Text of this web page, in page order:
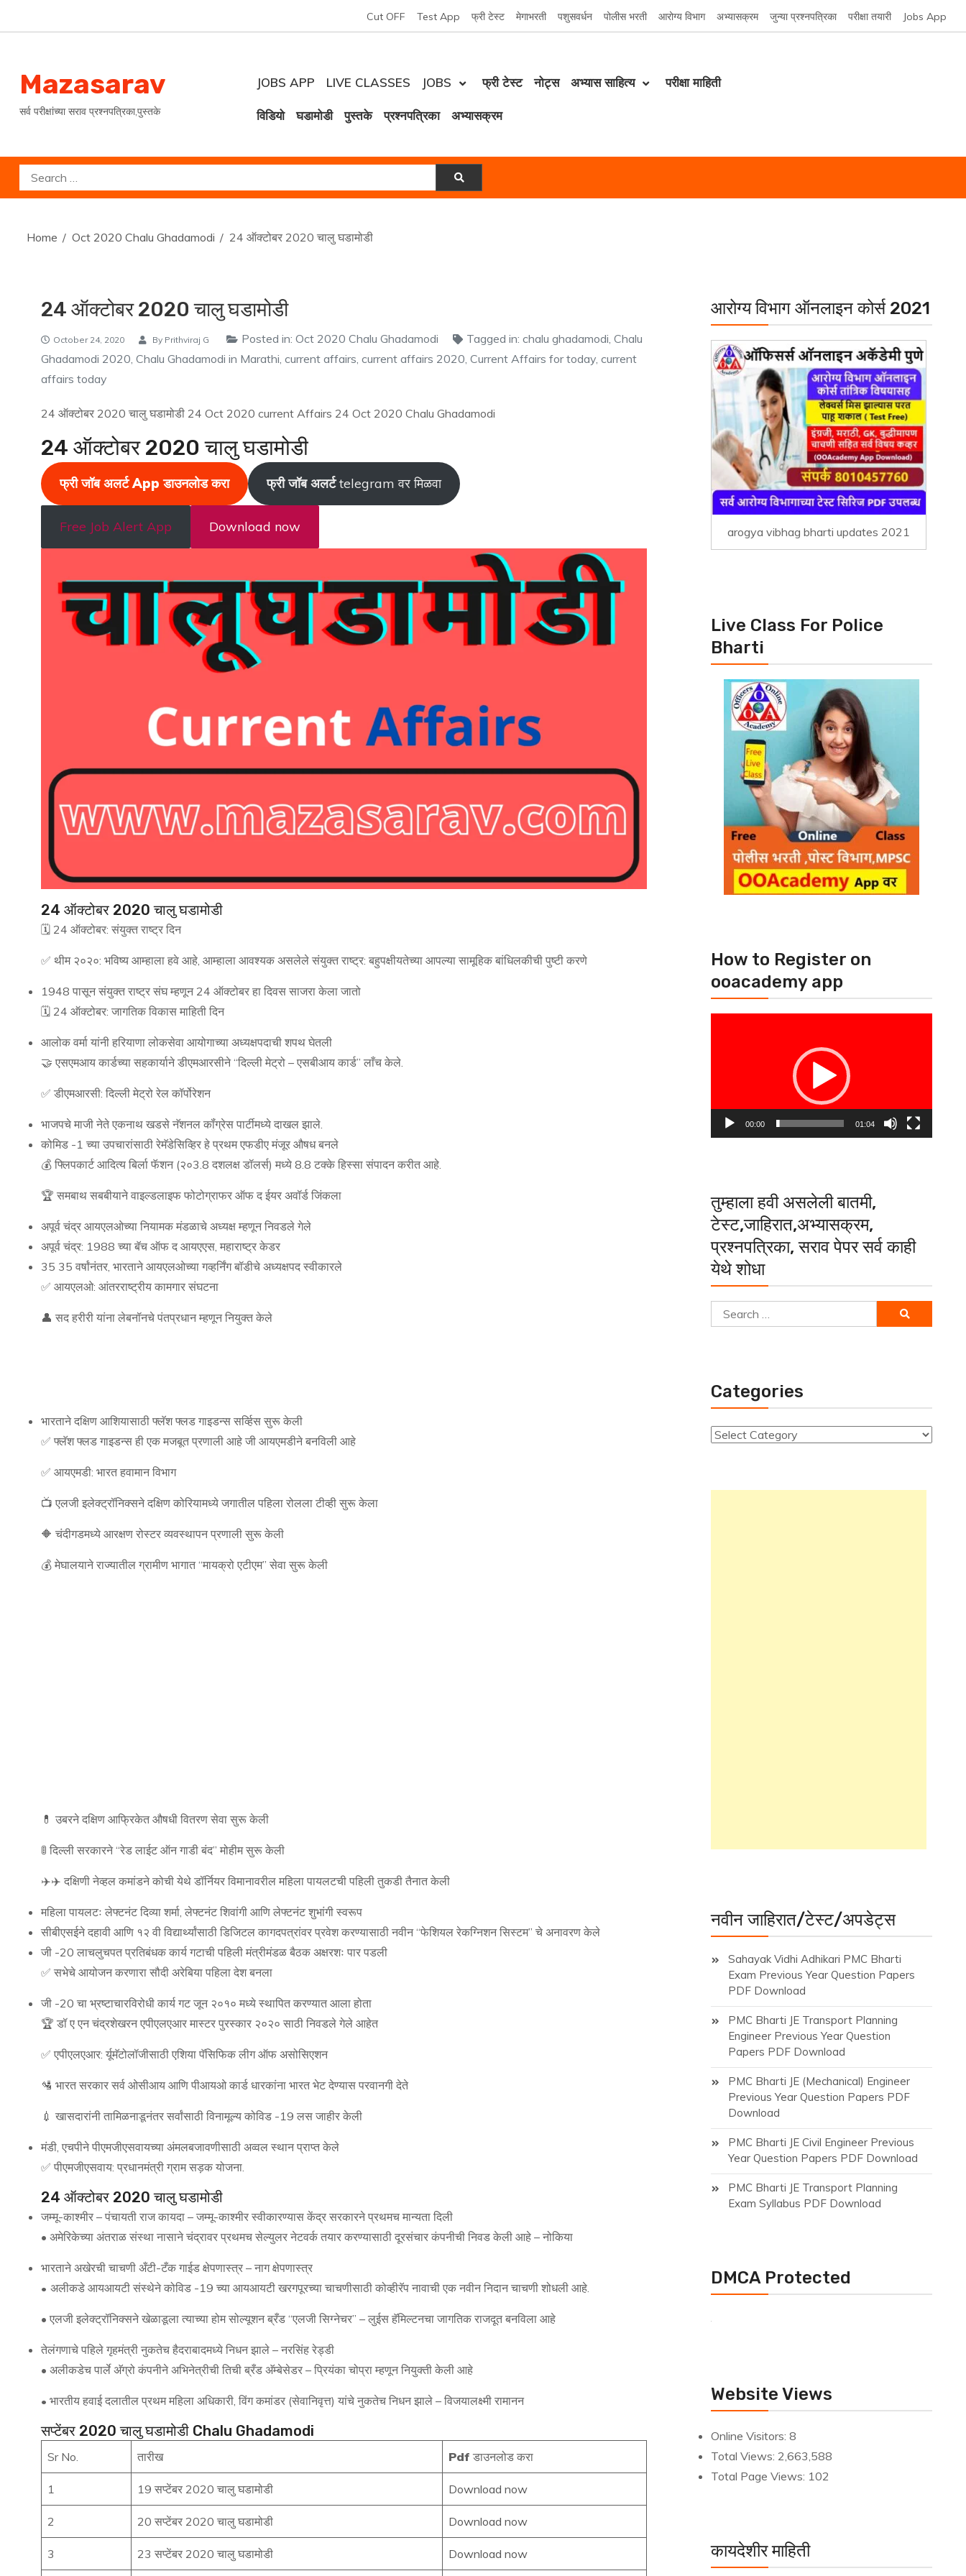
to
Cut OFF Test App फ्री टेस्ट मेगाभरती पशुसवर्धन पोलीस भरती आरोग्य विभाग अभ्यासक्रम जुन्या प्रश्नपत्रिका परीक्षा तयारी Jobs App
Mazasarav
सर्व परीक्षांच्या सराव प्रश्नपत्रिका,पुस्तके
JOBS APP LIVE CLASSES JOBS फ्री टेस्ट नोट्स अभ्यास साहित्य परीक्षा माहिती
विडियो घडामोडी पुस्तके प्रश्नपत्रिका अभ्यासक्रम
Search
for:
Home Oct 2020 Chalu Ghadamodi 24 ऑक्टोबर 2020 चालु घडामोडी
24 ऑक्टोबर 2020 चालु घडामोडी
October 24, 2020 By Prithviraj G Posted in: Oct 2020 Chalu Ghadamodi Tagged in: chalu ghadamodi, Chalu
Ghadamodi 2020, Chalu Ghadamodi in Marathi, current affairs, current affairs 2020, Current Affairs for today, current
affairs today
24 ऑक्टोबर 2020 चालु घडामोडी 24 Oct 2020 current Affairs 24 Oct 2020 Chalu Ghadamodi
24 ऑक्टोबर 2020 चालु घडामोडी
फ्री जॉब अलर्ट App डाउनलोड करा फ्री जॉब अलर्टtelegram वर मिळवा
Free Job Alert App Download now
24 ऑक्टोबर 2020 चालु घडामोडी
🗓 24 ऑक्टोबर: संयुक्त राष्ट्र दिन
✅ थीम २०२०: भविष्य आम्हाला हवे आहे, आम्हाला आवश्यक असलेले संयुक्त राष्ट्र: बहुपक्षीयतेच्या आपल्या सामूहिक बांधिलकीची पुष्टी करणे
1948 पासून संयुक्त राष्ट्र संघ म्हणून 24 ऑक्टोबर हा दिवस साजरा केला जातो
🗓 24 ऑक्टोबर: जागतिक विकास माहिती दिन
आलोक वर्मा यांनी हरियाणा लोकसेवा आयोगाच्या अध्यक्षपदाची शपथ घेतली
🤝 एसएमआय कार्डच्या सहकार्याने डीएमआरसीने “दिल्ली मेट्रो – एसबीआय कार्ड” लाँच केले.
✅ डीएमआरसी: दिल्ली मेट्रो रेल कॉर्पोरेशन
भाजपचे माजी नेते एकनाथ खडसे नॅशनल कॉंग्रेस पार्टीमध्ये दाखल झाले.
कोमिड -1 च्या उपचारांसाठी रेमॅडेसिव्हिर हे प्रथम एफडीए मंजूर औषध बनले
💰 फ्लिपकार्ट आदित्य बिर्ला फॅशन (२०3.8 दशलक्ष डॉलर्स) मध्ये 8.8 टक्के हिस्सा संपादन करीत आहे.
🏆 समबाथ सबबीयाने वाइल्डलाइफ फोटोग्राफर ऑफ द ईयर अवॉर्ड जिंकला
अपूर्व चंद्र आयएलओच्या नियामक मंडळाचे अध्यक्ष म्हणून निवडले गेले
अपूर्व चंद्र: 1988 च्या बॅच ऑफ द आयएएस, महाराष्ट्र केडर
35 35 वर्षांनंतर, भारताने आयएलओच्या गव्हर्निंग बॉडीचे अध्यक्षपद स्वीकारले
✅ आयएलओ: आंतरराष्ट्रीय कामगार संघटना
👤 सद हरीरी यांना लेबनॉनचे पंतप्रधान म्हणून नियुक्त केले
भारताने दक्षिण आशियासाठी फ्लॅश फ्लड गाइडन्स सर्व्हिस सुरू केली
✅ फ्लॅश फ्लड गाइडन्स ही एक मजबूत प्रणाली आहे जी आयएमडीने बनविली आहे
✅ आयएमडी: भारत हवामान विभाग
📺 एलजी इलेक्ट्रॉनिक्सने दक्षिण कोरियामध्ये जगातील पहिला रोलला टीव्ही सुरू केला
🔶 चंदीगडमध्ये आरक्षण रोस्टर व्यवस्थापन प्रणाली सुरू केली
💰 मेघालयाने राज्यातील ग्रामीण भागात “मायक्रो एटीएम” सेवा सुरू केली
💊 उबरने दक्षिण आफ्रिकेत औषधी वितरण सेवा सुरू केली
🚦 दिल्ली सरकारने “रेड लाईट ऑन गाडी बंद” मोहीम सुरू केली
✈️‍✈️ दक्षिणी नेव्हल कमांडने कोची येथे डॉर्नियर विमानावरील महिला पायलटची पहिली तुकडी तैनात केली
महिला पायलटः लेफ्टनंट दिव्या शर्मा, लेफ्टनंट शिवांगी आणि लेफ्टनंट शुभांगी स्वरूप
सीबीएसईने दहावी आणि १२ वी विद्यार्थ्यांसाठी डिजिटल कागदपत्रांवर प्रवेश करण्यासाठी नवीन “फेशियल रेकग्निशन सिस्टम” चे अनावरण केले
जी -20 लाचलुचपत प्रतिबंधक कार्य गटाची पहिली मंत्रीमंडळ बैठक अक्षरशः पार पडली
✅ सभेचे आयोजन करणारा सौदी अरेबिया पहिला देश बनला
जी -20 चा भ्रष्टाचारविरोधी कार्य गट जून २०१० मध्ये स्थापित करण्यात आला होता
🏆 डॉ ए एन चंद्रशेखरन एपीएलएआर मास्टर पुरस्कार २०२० साठी निवडले गेले आहेत
✅ एपीएलएआर: र्यूमॅटोलॉजीसाठी एशिया पॅसिफिक लीग ऑफ असोसिएशन
🛂 भारत सरकार सर्व ओसीआय आणि पीआयओ कार्ड धारकांना भारत भेट देण्यास परवानगी देते
💉 खासदारांनी तामिळनाडूनंतर सर्वांसाठी विनामूल्य कोविड -19 लस जाहीर केली
मंडी, एचपीने पीएमजीएसवायच्या अंमलबजावणीसाठी अव्वल स्थान प्राप्त केले
✅ पीएमजीएसवाय: प्रधानमंत्री ग्राम सड़क योजना.
24 ऑक्टोबर 2020 चालु घडामोडी
जम्मू-काश्मीर – पंचायती राज कायदा – जम्मू-काश्मीर स्वीकारण्यास केंद्र सरकारने प्रथमच मान्यता दिली
• अमेरिकेच्या अंतराळ संस्था नासाने चंद्रावर प्रथमच सेल्युलर नेटवर्क तयार करण्यासाठी दूरसंचार कंपनीची निवड केली आहे – नोकिया
भारताने अखेरची चाचणी अँटी-टँक गाईड क्षेपणास्त्र – नाग क्षेपणास्त्र
• अलीकडे आयआयटी संस्थेने कोविड -19 च्या आयआयटी खरगपूरच्या चाचणीसाठी कोव्हीरॅप नावाची एक नवीन निदान चाचणी शोधली आहे.
• एलजी इलेक्ट्रॉनिक्सने खेळाडूला त्याच्या होम सोल्यूशन ब्रँड “एलजी सिग्नेचर” – लुईस हॅमिल्टनचा जागतिक राजदूत बनविला आहे
तेलंगणाचे पहिले गृहमंत्री नुकतेच हैदराबादमध्ये निधन झाले – नरसिंह रेड्डी
• अलीकडेच पार्ले अ‍ॅग्रो कंपनीने अभिनेत्रीची तिची ब्रँड अ‍ॅम्बेसेडर – प्रियंका चोप्रा म्हणून नियुक्ती केली आहे
• भारतीय हवाई दलातील प्रथम महिला अधिकारी, विंग कमांडर (सेवानिवृत्त) यांचे नुकतेच निधन झाले – विजयालक्ष्मी रामानन
सप्टेंबर 2020 चालु घडामोडी Chalu Ghadamodi
Sr No. तारीख Pdf डाउनलोड करा
1 19 सप्टेंबर 2020 चालु घडामोडी Download now
2 20 सप्टेंबर 2020 चालु घडामोडी Download now
3 23 सप्टेंबर 2020 चालु घडामोडी Download now
आरोग्य विभाग ऑनलाइन कोर्स 2021
arogya vibhag bharti updates 2021
Live Class For Police
Bharti
How to Register on
ooacademy app
00:00 01:04
तुम्हाला हवी असलेली बातमी,
टेस्ट,जाहिरात,अभ्यासक्रम,
प्रश्नपत्रिका, सराव पेपर सर्व काही
येथे शोधा
Search
for:
Categories
Categories
नवीन जाहिरात/टेस्ट/अपडेट्स
Sahayak Vidhi Adhikari PMC Bharti
Exam Previous Year Question Papers
PDF Download
PMC Bharti JE Transport Planning
Engineer Previous Year Question
Papers PDF Download
PMC Bharti JE (Mechanical) Engineer
Previous Year Question Papers PDF
Download
PMC Bharti JE Civil Engineer Previous
Year Question Papers PDF Download
PMC Bharti JE Transport Planning
Exam Syllabus PDF Download
DMCA Protected
Website Views
Online Visitors: 8
Total Views: 2,663,588
Total Page Views: 102
कायदेशीर माहिती